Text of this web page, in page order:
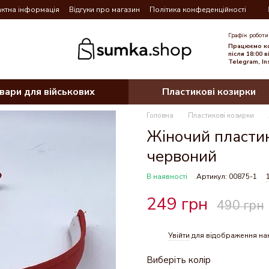
інформація Відгуки про магазин Політика конфеденційності
Графік
Працюємо
після 18:00
Telegram,
для військових Пластикові козирки
Головна Пластикові козирки
Жіночий
червоний
В наявності Артикул: 00875-1
249 грн 490 грн
Увійти для відображення
Виберіть колір